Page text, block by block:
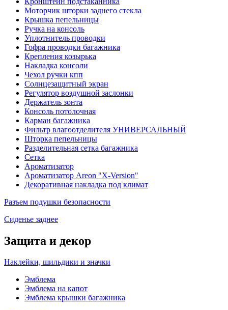
Моторчик шторки заднего стекла
Крышка пепельницы
Ручка на консоль
Уплотнитель проводки
Гофра проводки багажника
Крепления козырька
Накладка консоли
Чехол ручки кпп
Солнцезащитный экран
Регулятор воздушной заслонки
Держатель зонта
Консоль потолочная
Карман багажника
Фильтр влагоотделителя УНИВЕРСАЛЬНЫЙ
Шторка пепельницы
Разделительная сетка багажника
Сетка
Ароматизатор
Ароматизатор Areon "X-Version"
Декоративная накладка под климат
Разъем подушки безопасности
Сиденье заднее
Защита и декор
Наклейки, шильдики и значки
Эмблема
Эмблема на капот
Эмблема крышки багажника